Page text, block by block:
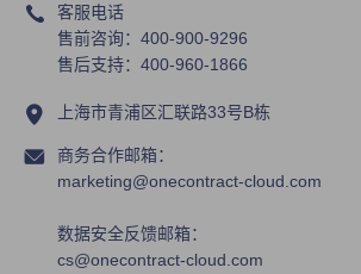
客服电话
售前咨询：400-900-9296
售后支持：400-960-1866
上海市青浦区汇联路33号B栋
商务合作邮箱：
marketing@onecontract-cloud.com
数据安全反馈邮箱：
cs@onecontract-cloud.com